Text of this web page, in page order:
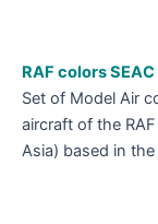
RAF colors
Set of Model Air
aircraft of the
Asia) based in